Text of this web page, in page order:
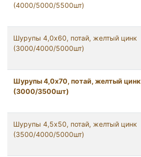
(4000/5000/5500шт)
Шурупы 4,0x60, потай, желтый цинк
(3000/4000/5000шт)
Шурупы 4,0x70, потай, желтый цинк
(3000/3500шт)
Шурупы 4,5x50, потай, желтый цинк
(3500/4000/5000шт)